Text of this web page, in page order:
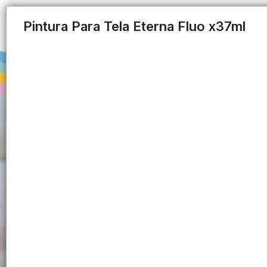
Pintura Para Tela Eterna Fluo x37ml